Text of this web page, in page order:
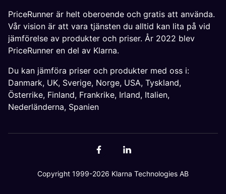
PriceRunner är helt oberoende och gratis att använda.
Vår vision är att vara tjänsten du alltid kan lita på vid
jämförelse av produkter och priser. År 2022 blev
PriceRunner en del av Klarna.
Du kan jämföra priser och produkter med oss i:
Danmark, UK, Sverige, Norge, USA, Tyskland,
Österrike, Finland, Frankrike, Irland, Italien,
Nederländerna, Spanien
Copyright 1999-2026 Klarna Technologies AB